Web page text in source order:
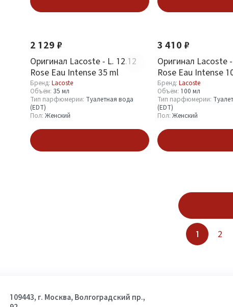
2 129 ₽
Оригинал Lacoste - L. 12.12
Rose Eau Intense 35 ml
Бренд: Lacoste
Объём: 35 мл
Тип парфюмерии: Туалетная вода
(EDT)
Пол: Женский
3 410 ₽
Оригинал Lacoste
Rose Eau Intense
Бренд: Lacoste
Объём: 100 мл
Тип парфюмерии:
(EDT)
Пол: Женский
1 2
109443, г. Москва, Волгоградский пр.,